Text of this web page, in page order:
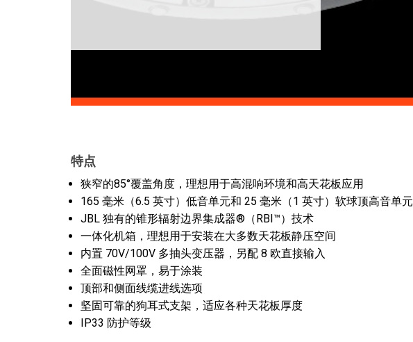
特点
狭窄的85°覆盖角度，理想用于高混响环境和高天花板应用
165 毫米（6.5 英寸）低音单元和 25 毫米（1 英寸）软球顶高音单元
JBL 独有的锥形辐射边界集成器®（RBI™）技术
一体化机箱，理想用于安装在大多数天花板静压空间
内置 70V/100V 多抽头变压器，另配 8 欧直接输入
全面磁性网罩，易于涂装
顶部和侧面线缆进线选项
坚固可靠的狗耳式支架，适应各种天花板厚度
IP33 防护等级